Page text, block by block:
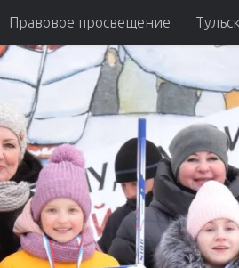
Правовое просвещение